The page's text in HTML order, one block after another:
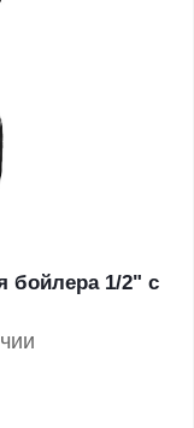
бойлера 1/2" с